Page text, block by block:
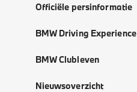
Officiële persinformatie
BMW Driving Experience
BMW Clubleven
Nieuwsoverzicht